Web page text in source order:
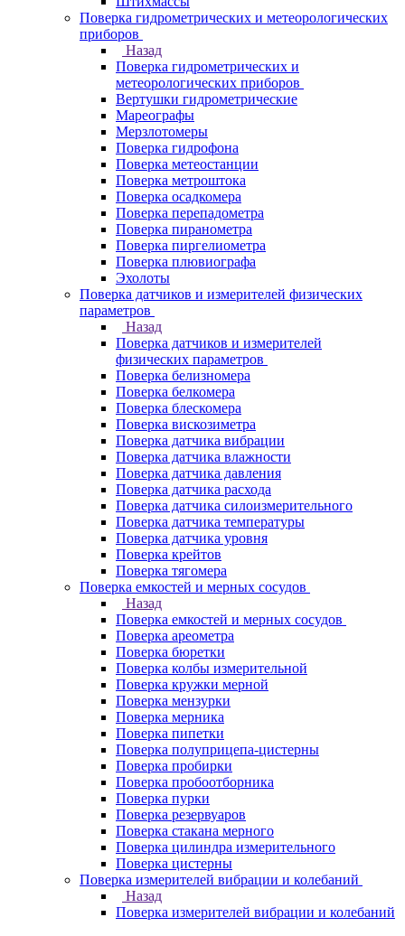
Поверка гидрометрических и метеорологических
приборов
Назад
Поверка гидрометрических и
метеорологических приборов
Вертушки гидрометрические
Мареографы
Мерзлотомеры
Поверка гидрофона
Поверка метеостанции
Поверка метроштока
Поверка осадкомера
Поверка перепадометра
Поверка пиранометра
Поверка пиргелиометра
Поверка плювиографа
Эхолоты
Поверка датчиков и измерителей физических
параметров
Назад
Поверка датчиков и измерителей
физических параметров
Поверка белизномера
Поверка белкомера
Поверка блескомера
Поверка вискозиметра
Поверка датчика вибрации
Поверка датчика влажности
Поверка датчика давления
Поверка датчика расхода
Поверка датчика силоизмерительного
Поверка датчика температуры
Поверка датчика уровня
Поверка крейтов
Поверка тягомера
Поверка емкостей и мерных сосудов
Назад
Поверка емкостей и мерных сосудов
Поверка ареометра
Поверка бюретки
Поверка колбы измерительной
Поверка кружки мерной
Поверка мензурки
Поверка мерника
Поверка пипетки
Поверка полуприцепа-цистерны
Поверка пробирки
Поверка пробоотборника
Поверка пурки
Поверка резервуаров
Поверка стакана мерного
Поверка цилиндра измерительного
Поверка цистерны
Поверка измерителей вибрации и колебаний
Назад
Поверка измерителей вибрации и колебаний